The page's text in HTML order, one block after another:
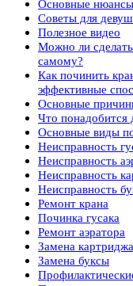
Основные нюансы
Советы для
Полезное видео
Можно ли
самому?
Как починить
эффективные
Основные
Что понадобится
Основные виды
Неисправность
Неисправность
Неисправность
Неисправность
Ремонт крана
Починка гусака
Ремонт аэратора
Замена картриджа
Замена буксы